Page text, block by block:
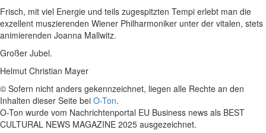
Frisch, mit viel Energie und teils zugespitzten Tempi erlebt man die
exzellent muszierenden Wiener Philharmoniker unter der vitalen, stets
animierenden Joanna Mallwitz.
Großer Jubel.
Helmut Christian Mayer
© Sofern nicht anders gekennzeichnet, liegen alle Rechte an den
Inhalten dieser Seite bei O-Ton.
O-Ton wurde vom Nachrichtenportal EU Business news als BEST
CULTURAL NEWS MAGAZINE 2025 ausgezeichnet.